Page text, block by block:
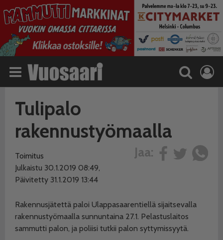
Tulipalo
rakennustyömaalla
Jaa:
Toimitus
Julkaistu 30.1.2019 08:49,
Päivitetty 31.1.2019 13:44
Rakennusjätettä paloi Ulappasaarentiellä sijaitsevalla
rakennustyömaalla sunnuntaina 27.1. Pelastuslaitos
sammutti palon, ja poliisi tutkii palon syttymissyytä.